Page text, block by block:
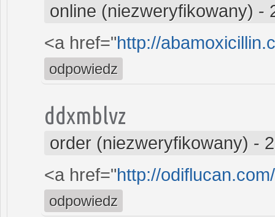
online (niezweryfikowany) -
<a href="http://
odpowiedz
ddxmblvz
order (niezweryfikowany) -
<a href="http://
odpowiedz